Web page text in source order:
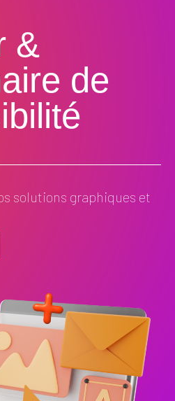
&
de
solutions graphiques et